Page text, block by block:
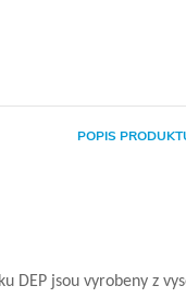
POPIS
DEP jsou vyrobeny z